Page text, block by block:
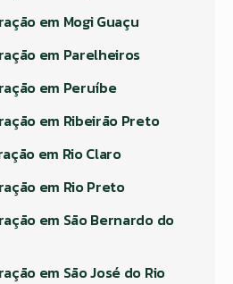
em Mogi Guaçu
em Parelheiros
em Peruíbe
em Ribeirão Preto
em Rio Claro
em Rio Preto
em São Bernardo do
em São José do Rio